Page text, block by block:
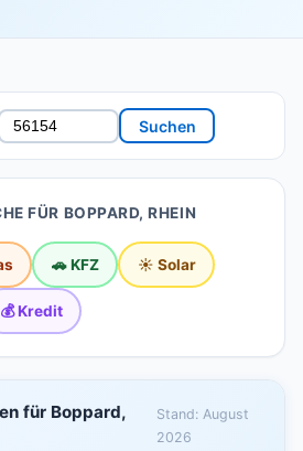
Suchen
FÜR BOPPARD, RHEIN
🚗 KFZ ☀️ Solar
💰 Kredit
für Boppard,
Stand: August
2026